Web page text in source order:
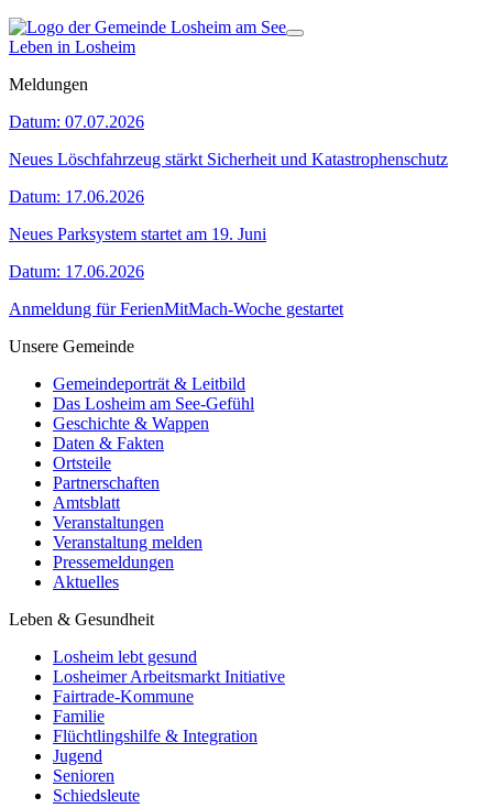
Leben in Losheim
Meldungen
Datum: 07.07.2026
Neues Löschfahrzeug stärkt Sicherheit und Katastrophenschutz
Datum: 17.06.2026
Neues Parksystem startet am 19. Juni
Datum: 17.06.2026
Anmeldung für FerienMitMach-Woche gestartet
Unsere Gemeinde
Gemeindeporträt & Leitbild
Das Losheim am See-Gefühl
Geschichte & Wappen
Daten & Fakten
Ortsteile
Partnerschaften
Amtsblatt
Veranstaltungen
Veranstaltung melden
Pressemeldungen
Aktuelles
Leben & Gesundheit
Losheim lebt gesund
Losheimer Arbeitsmarkt Initiative
Fairtrade-Kommune
Familie
Flüchtlingshilfe & Integration
Jugend
Senioren
Schiedsleute